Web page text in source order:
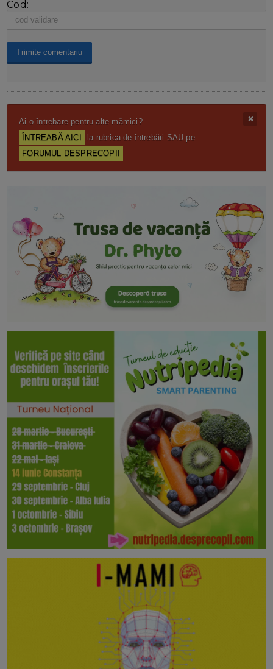
Cod:
Ai o întrebare pentru alte mămici?
ÎNTREABĂ AICI
la rubrica de întrebări SAU pe
FORUMUL DESPRECOPII